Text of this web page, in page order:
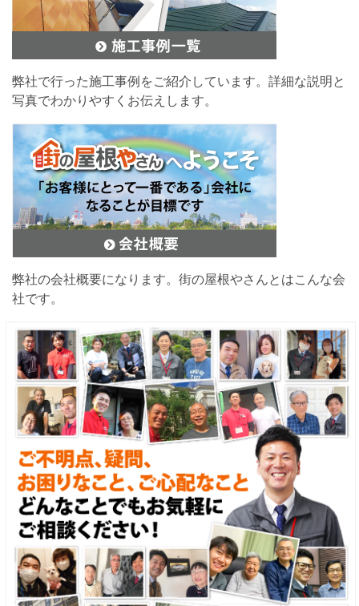
弊社で行った施工事例をご紹介しています。詳細な説明と
写真でわかりやすくお伝えします。
弊社の会社概要になります。街の屋根やさんとはこんな会
社です。